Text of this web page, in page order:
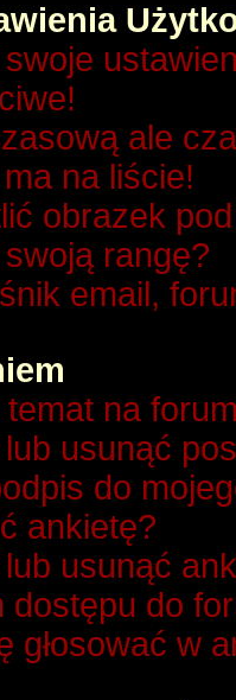
ale
na liście!
obrazek
rangę?
email,
na
usunąć
do
ankietę?
usunąć
dostępu do
głosować w